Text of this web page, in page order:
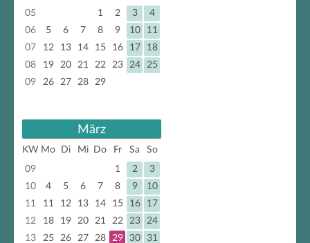
05
1 2 3
4
06
5 6 7 8 9 10
11
07
12 13 14 15 16 17
18
08
19 20 21 22 23 24
25
09
26 27 28 29
März
KW Mo Di Mi Do Fr Sa
So
09
1 2
3
10
4 5 6 7 8 9
10
11
11 12 13 14 15 16
17
12
18 19 20 21 22 23
24
13
25 26 27 28 29 30 31